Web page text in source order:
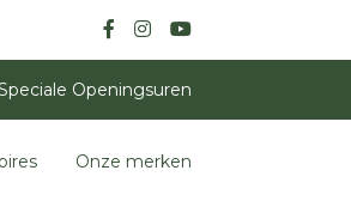
Openingsuren
Onze merken